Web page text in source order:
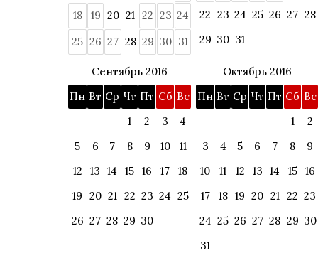
18
19 20 21 22 23 24
25 26 27 28 29 30 31
22 23 24 25 26 27 28
29 30 31
Сентябрь 2016
Пн Вт Ср Чт Пт Сб Вс
1
2 3
4
5
6 7 8 9 10
11
12
13 14 15 16 17
18
19 20 21 22 23 24 25
26 27 28 29 30
Октябрь 2016
Пн Вт Ср Чт Пт Сб Вс
1
2
3
4 5 6 7 8
9
10
11 12 13 14 15
16
17
18 19 20 21 22 23
24 25 26 27 28 29 30
31